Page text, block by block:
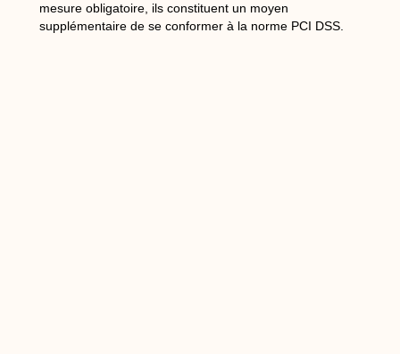
mesure obligatoire, ils constituent un moyen
supplémentaire de se conformer à la norme PCI DSS.